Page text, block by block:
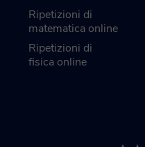
Ripetizioni di
matematica online
Ripetizioni di
fisica online